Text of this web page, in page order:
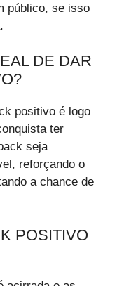
público, se isso
DE DAR
positivo é logo
ter
seja
reforçando o
a chance de
POSITIVO